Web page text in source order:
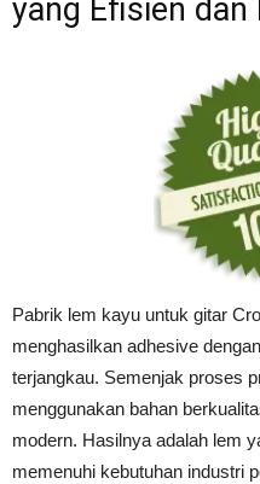
yang Efisien dan
Pabrik lem kayu untuk gitar
menghasilkan adhesive
terjangkau. Semenjak proses
menggunakan bahan
modern. Hasilnya adalah lem
memenuhi kebutuhan industri